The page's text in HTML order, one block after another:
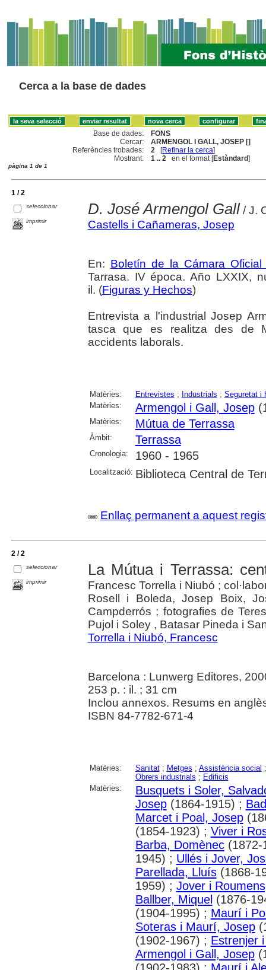
Cerca a la base de dades
Base de dades:
FONS
Cercar:
ARMENGOL I GALL, JOSEP []
Referències trobades:
2 [Refinar la cerca]
Mostrant:
1 .. 2 en el format [Estàndard]
pàgina 1 de 1
1 / 2
seleccionar
imprimir
D. José Armengol Gall/ J.
Castells i Cañameras, Josep
En: Boletín de la Cámara
Tarrasa. IV época. Año LXXIX,
il. (Figuras y Hechos)
Entrevista a l'industrial Josep
tasca que es realitza des de
accidents laborals.
Matèries: Entrevistes ; Industrials ; Seguretat i
Matèries:
Armengol i Gall, Josep
Matèries: Mútua de Terrassa
Àmbit: Terrassa
Cronologia: 1960 - 1965
Localització: Biblioteca Central de
Enllaç permanent a aquest
2 / 2
seleccionar
imprimir
La Mútua i Terrassa:
Francesc Torrella i Niubó ;
Rosell i Boleda, Josep Boix,
Campderrós ; fotografies de
Pujol i Soley , Batasar Pineda i
Torrella i Niubó, Francesc
Barcelona : Lunwerg Editores,
253 p. : il. ; 31 cm
Inclou annexos. Resums en
ISBN 84-7782-671-4
Matèries: Sanitat; Metges ; Assistència social
Obrers industrials ; Edificis
Matèries:
Busquets i Soler,
Josep(1864-1915) ;
Marcet i Poal, Josep
(1854-1923) ; Viver i
Barba, Domènec(1872-
1945) ; Ullés i Jover,
Parellada, Lluís(1868-
1959) ; Jover i
Ballber, Miquel (1876-
(1904-1995) ; Maurí i
Soteras i Maurí, Josep
(1902-1967) ; Estrenjer
Armengol i Gall, Josep